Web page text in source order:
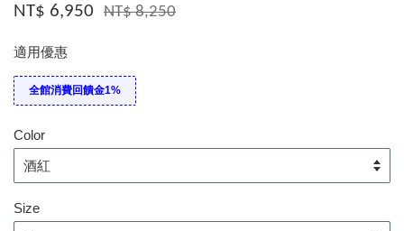
NT$ 6,950 NT$ 8,250
適用優惠
全館消費回饋金1%
Color
Size